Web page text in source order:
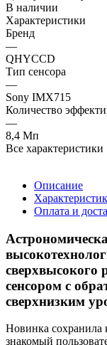
В наличии
Характеристики
Бренд
—
QHYCCD
Тип сенсора
—
Sony IMX715
Количество
—
8,4 Мп
Все характеристики
Описание
Оплата и
сверхвысокого
сенсором с
сверхнизким
Новинка
знакомый